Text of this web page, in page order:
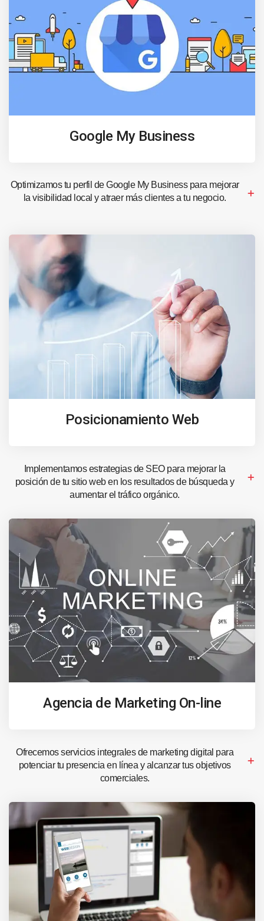
Google My Business
Optimizamos tu perfil de Google My Business para mejorar
la visibilidad local y atraer más clientes a tu negocio.
Posicionamiento Web
Implementamos estrategias de SEO para mejorar la
posición de tu sitio web en los resultados de búsqueda y
aumentar el tráfico orgánico.
Agencia de Marketing On-line
Ofrecemos servicios integrales de marketing digital para
potenciar tu presencia en línea y alcanzar tus objetivos
comerciales.